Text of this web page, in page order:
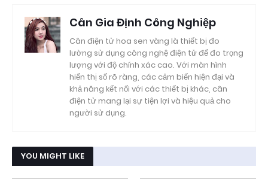
Cân Gia Định Công Nghiệp
Cân điện tử hoa sen vàng là thiết bị đo
lường sử dụng công nghệ điện tử để đo trọng
lượng với độ chính xác cao. Với màn hình
hiển thị số rõ ràng, các cảm biến hiện đại và
khả năng kết nối với các thiết bị khác, cân
điện tử mang lại sự tiện lợi và hiệu quả cho
người sử dụng.
YOU MIGHT LIKE